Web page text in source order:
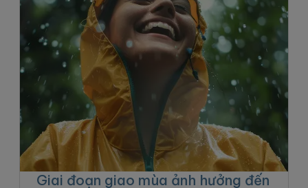
Giai đoạn giao mùa ảnh hưởng đến